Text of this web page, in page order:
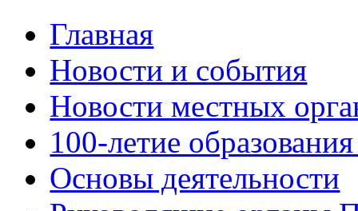
Главная
Новости и события
Новости местных
100-летие
Основы деятельности